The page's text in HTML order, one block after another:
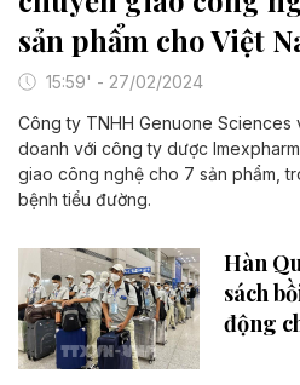
sản phẩm cho Việt
15:59' - 27/02/2024
Công ty TNHH Genuone Sciences
doanh với công ty dược
giao công nghệ cho 7 sản phẩm,
bệnh tiểu đường.
Hàn
sách
động